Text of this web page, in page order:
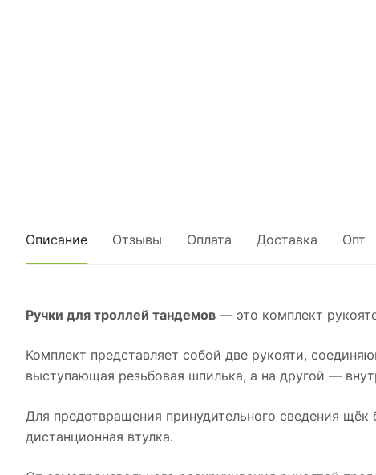
Описание Отзывы Оплата Доставка Опт
Ручки для троллей тандемов — это комплект
Комплект представляет собой две рукояти,
выступающая резьбовая шпилька, а на другой —
Для предотвращения принудительного сведения щёк
дистанционная втулка.